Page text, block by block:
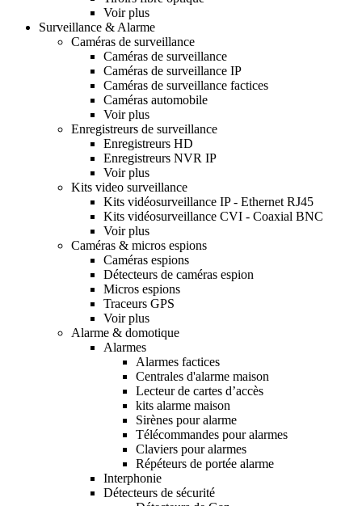
Voir plus
Surveillance & Alarme
Caméras de surveillance
Caméras de surveillance
Caméras de surveillance IP
Caméras de surveillance factices
Caméras automobile
Voir plus
Enregistreurs de surveillance
Enregistreurs HD
Enregistreurs NVR IP
Voir plus
Kits video surveillance
Kits vidéosurveillance IP - Ethernet RJ45
Kits vidéosurveillance CVI - Coaxial BNC
Voir plus
Caméras & micros espions
Caméras espions
Détecteurs de caméras espion
Micros espions
Traceurs GPS
Voir plus
Alarme & domotique
Alarmes
Alarmes factices
Centrales d'alarme maison
Lecteur de cartes d’accès
kits alarme maison
Sirènes pour alarme
Télécommandes pour alarmes
Claviers pour alarmes
Répéteurs de portée alarme
Interphonie
Détecteurs de sécurité